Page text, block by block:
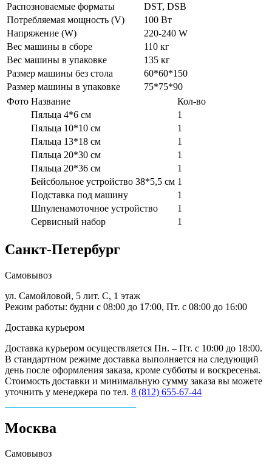
Распозноваемые форматы
DST, DSB
Потребляемая мощность (V)
100 Вт
Напряжение (W)
220-240 W
Вес машины в сборе
110 кг
Вес машины в упаковке
135 кг
Размер машины без стола
60*60*150
Размер машины в упаковке
75*75*90
Фото Название
Кол-во
Пяльца 4*6 см
1
Пяльца 10*10 см
1
Пяльца 13*18 см
1
Пяльца 20*30 см
1
Пяльца 20*36 см
1
Бейсбольное устройство 38*5,5 см 1
Подставка под машину
1
Шпуленамоточное устройство
1
Сервисный набор
1
Санкт-Петербург
Самовывоз
ул. Самойловой, 5 лит. С, 1 этаж
Режим работы: будни с 08:00 до 17:00, Пт. с 08:00 до 16:00
Доставка курьером
Доставка курьером осуществляется Пн. – Пт. с 10:00 до 18:00.
В стандартном режиме доставка выполняется на следующий
день после оформления заказа, кроме субботы и воскресенья.
Стоимость доставки и минимальную сумму заказа вы можете
уточнить у менеджера по тел. 8 (812) 655-67-44
Москва
Самовывоз